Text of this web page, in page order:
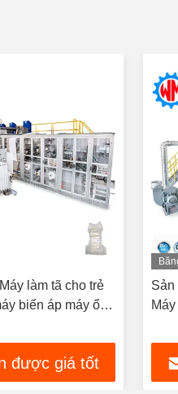
làm tã cho trẻ
biến áp máy ổn
được giá tốt
Sản